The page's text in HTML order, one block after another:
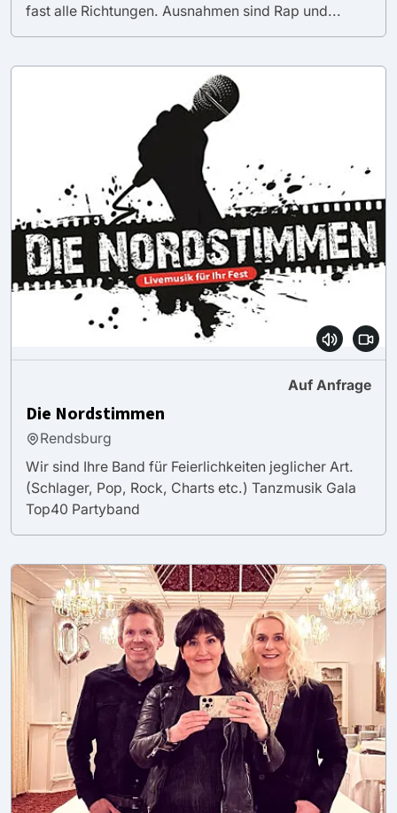
fast alle Richtungen. Ausnahmen sind Rap und...
Auf Anfrage
Die Nordstimmen
Rendsburg
Wir sind Ihre Band für Feierlichkeiten jeglicher Art.
(Schlager, Pop, Rock, Charts etc.) Tanzmusik Gala
Top40 Partyband